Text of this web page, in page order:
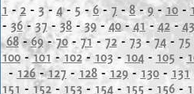
1- 2 - 3 - 4-5 -6- 7 - 8-9- 10 -
- 36- 37- 38-39-40-41- 42- 43
68-69-70- 71- 72- 73 -74- 75
100-101 -102- 103 - 104- 105 -
- 126 -127 - 128 - 129 - 130 - 131
151 - 152- 153- 154- 155 - 156-